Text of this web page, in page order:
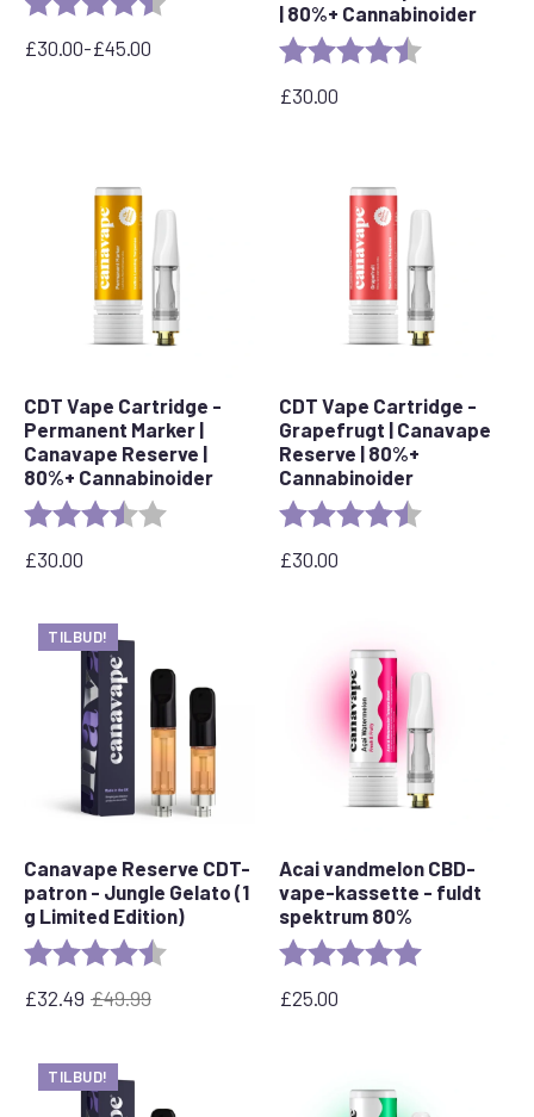
£30.00-£45.00
Prisinterval:
| 80%+ Cannabinoider
Bedømmelse:
£30.00
CDT Vape Cartridge -
Permanent Marker |
Canavape Reserve |
80%+ Cannabinoider
Bedømmelse: 3.7 out of 5 stars
£30.00
CDT Vape Cartridge -
Grapefrugt | Canavape
Reserve | 80%+
Cannabinoider
Bedømmelse:
£30.00
TILBUD!
Canavape Reserve CDT-
patron - Jungle Gelato (1
g Limited Edition)
Bedømmelse: 4,7 ud af 5 stjerner
£49.99
Den
var:
£49.99.
£32.49
Den
Acai vandmelon CBD-
vape-kassette - fuldt
spektrum 80%
Bedømmelse:
£25.00
TILBUD!